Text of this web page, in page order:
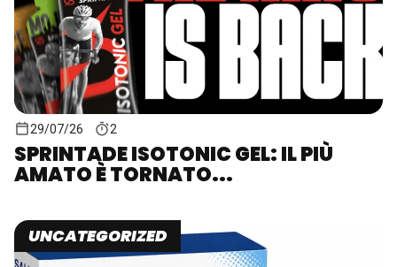
29/07/26 2
SPRINTADE ISOTONIC GEL: IL PIÙ
AMATO È TORNATO...
UNCATEGORIZED